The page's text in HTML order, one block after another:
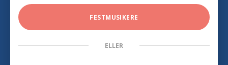
FESTMUSIKERE
ELLER